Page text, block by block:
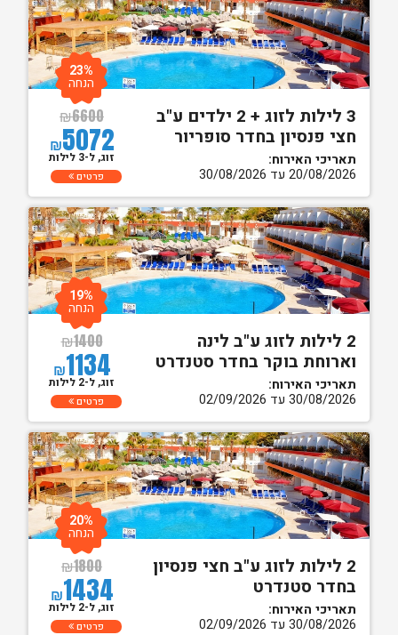
3 לילות לזוג + 2 ילדים ע"ב
חצי פנסיון בחדר סופריור
תאריכי האירוח:
20/08/2026 עד 30/08/2026
₪6600
₪5072
23%
הנחה
זוג, ל-3 לילות
פרטים
2 לילות לזוג ע"ב לינה
וארוחת בוקר בחדר סטנדרט
תאריכי האירוח:
30/08/2026 עד 02/09/2026
₪1400
₪1134
19%
הנחה
זוג, ל-2 לילות
פרטים
2 לילות לזוג ע"ב חצי פנסיון
בחדר סטנדרט
תאריכי האירוח:
30/08/2026 עד 02/09/2026
₪1800
₪1434
20%
הנחה
זוג, ל-2 לילות
פרטים